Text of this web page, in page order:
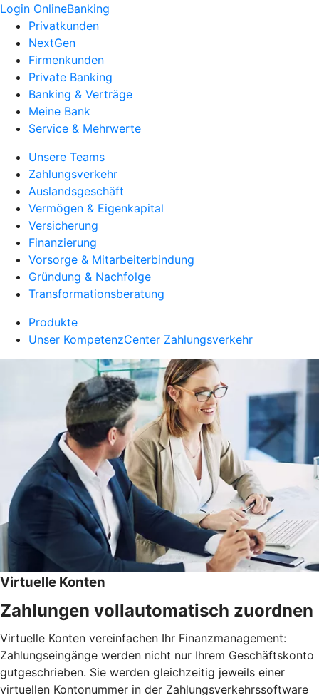
Login OnlineBanking
Privatkunden
NextGen
Firmenkunden
Private Banking
Banking & Verträge
Meine Bank
Service & Mehrwerte
Unsere Teams
Zahlungsverkehr
Auslandsgeschäft
Vermögen & Eigenkapital
Versicherung
Finanzierung
Vorsorge & Mitarbeiterbindung
Gründung & Nachfolge
Transformationsberatung
Produkte
Unser KompetenzCenter Zahlungsverkehr
Virtuelle Konten
Zahlungen vollautomatisch zuordnen
Virtuelle Konten vereinfachen Ihr Finanzmanagement:
Zahlungseingänge werden nicht nur Ihrem Geschäftskonto
gutgeschrieben. Sie werden gleichzeitig jeweils einer
virtuellen Kontonummer in der Zahlungsverkehrssoftware